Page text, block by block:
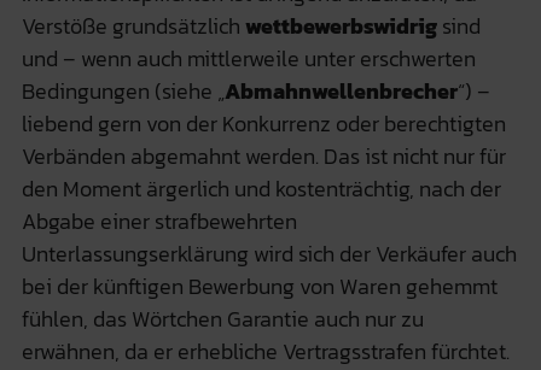
Verstöße grundsätzlichwettbewerbswidrigsind
und – wenn auch mittlerweile unter erschwerten
Bedingungen (siehe „Abmahnwellenbrecher“) –
liebend gern von der Konkurrenz oder berechtigten
Verbänden abgemahnt werden. Das ist nicht nur für
den Moment ärgerlich und kostenträchtig, nach der
Abgabe einer strafbewehrten
Unterlassungserklärung wird sich der Verkäufer auch
bei der künftigen Bewerbung von Waren gehemmt
fühlen, das Wörtchen Garantie auch nur zu
erwähnen, da er erhebliche Vertragsstrafen fürchtet.